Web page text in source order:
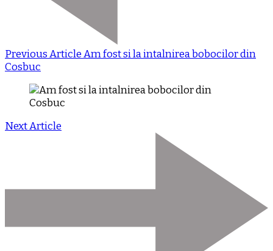
Previous ArticleAm fost si la intalnirea bobocilor din
Cosbuc
Next Article